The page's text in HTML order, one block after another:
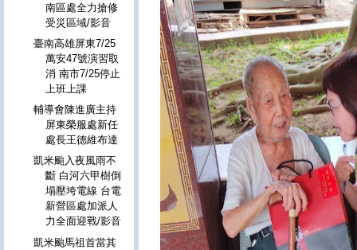
南區處全力搶修
受災區域/影音
臺南高雄屏東7/25
萬安47號演習取
消 南市7/25停止
上班上課
輔導會陳進廣主持
屏東榮服處新任
處長王德維布達
凱米颱入夜風雨不
斷 白河六甲樹倒
塌壓垮電線 台電
新營區處加派人
力全面迎戰/影音
凱米颱馬祖首當其